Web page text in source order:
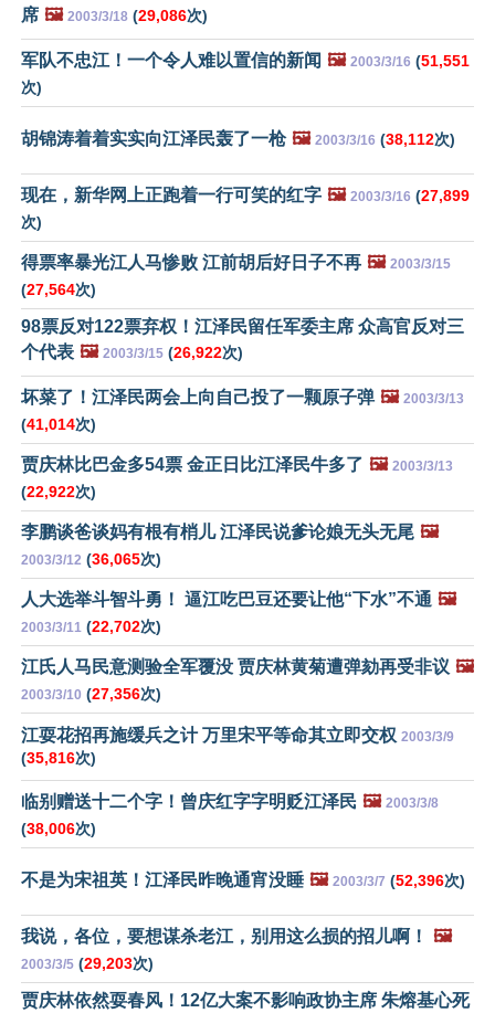
席 🖼️ 2003/3/18 (29,086次)
军队不忠江！一个令人难以置信的新闻 🖼️ 2003/3/16 (51,551
次)
胡锦涛着着实实向江泽民轰了一枪 🖼️ 2003/3/16 (38,112次)
现在，新华网上正跑着一行可笑的红字 🖼️ 2003/3/16 (27,899
次)
得票率暴光江人马惨败 江前胡后好日子不再 🖼️ 2003/3/15
(27,564次)
98票反对122票弃权！江泽民留任军委主席 众高官反对三
个代表 🖼️ 2003/3/15 (26,922次)
坏菜了！江泽民两会上向自己投了一颗原子弹 🖼️ 2003/3/13
(41,014次)
贾庆林比巴金多54票 金正日比江泽民牛多了 🖼️ 2003/3/13
(22,922次)
李鹏谈爸谈妈有根有梢儿 江泽民说爹论娘无头无尾 🖼️
2003/3/12 (36,065次)
人大选举斗智斗勇！ 逼江吃巴豆还要让他“下水”不通 🖼️
2003/3/11 (22,702次)
江氏人马民意测验全军覆没 贾庆林黄菊遭弹劾再受非议 🖼️
2003/3/10 (27,356次)
江耍花招再施缓兵之计 万里宋平等命其立即交权 2003/3/9
(35,816次)
临别赠送十二个字！曾庆红字字明贬江泽民 🖼️ 2003/3/8
(38,006次)
不是为宋祖英！江泽民昨晚通宵没睡 🖼️ 2003/3/7 (52,396次)
我说，各位，要想谋杀老江，别用这么损的招儿啊！ 🖼️
2003/3/5 (29,203次)
贾庆林依然耍春风！12亿大案不影响政协主席 朱熔基心死